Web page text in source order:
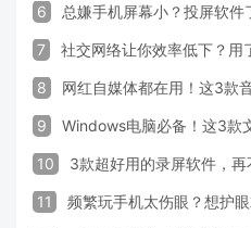
6 总嫌手机屏幕小？投屏软件
7 社交网络让你效率低下？用
8 网红自媒体都在用！这3款
9 Windows电脑必备！这3款
10 3款超好用的录屏软件，再
11 频繁玩手机太伤眼？想护眼